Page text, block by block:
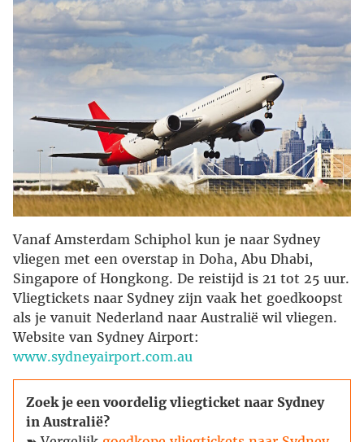
Vanaf Amsterdam Schiphol kun je naar Sydney
vliegen met een overstap in Doha, Abu Dhabi,
Singapore of Hongkong. De reistijd is 21 tot 25 uur.
Vliegtickets naar Sydney zijn vaak het goedkoopst
als je vanuit Nederland naar Australië wil vliegen.
Website van Sydney Airport:
www.sydneyairport.com.au
Zoek je een voordelig vliegticket naar Sydney
in Australië?